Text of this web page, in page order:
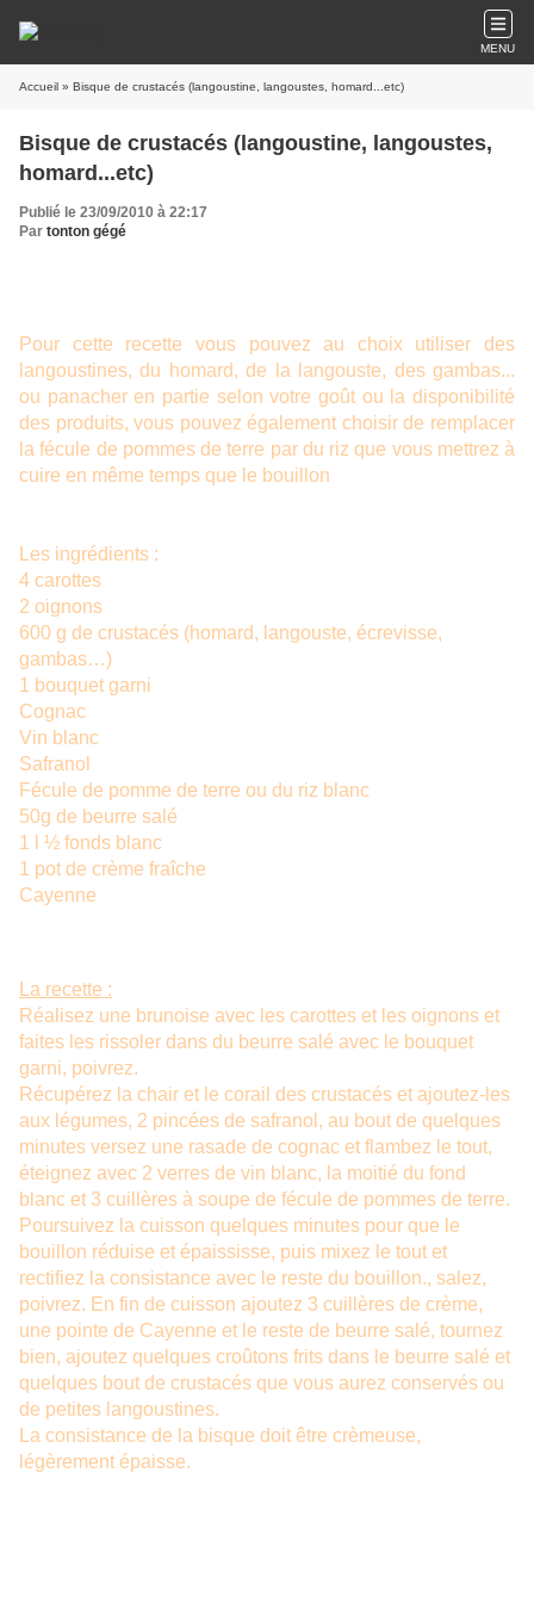
MENU
Accueil » Bisque de crustacés (langoustine, langoustes, homard...etc)
Bisque de crustacés (langoustine, langoustes,
homard...etc)
Publié le 23/09/2010 à 22:17
Par tonton gégé
Pour cette recette vous pouvez au choix utiliser des
langoustines, du homard, de la langouste, des gambas...
ou panacher en partie selon votre goût ou la disponibilité
des produits, vous pouvez également choisir de remplacer
la fécule de pommes de terre par du riz que vous mettrez à
cuire en même temps que le bouillon
Les ingrédients :
4 carottes
2 oignons
600 g de crustacés (homard, langouste, écrevisse,
gambas…)
1 bouquet garni
Cognac
Vin blanc
Safranol
Fécule de pomme de terre ou du riz blanc
50g de beurre salé
1 l ½ fonds blanc
1 pot de crème fraîche
Cayenne
La recette :
Réalisez une brunoise avec les carottes et les oignons et
faites les rissoler dans du beurre salé avec le bouquet
garni, poivrez.
Récupérez la chair et le corail des crustacés et ajoutez-les
aux légumes, 2 pincées de safranol, au bout de quelques
minutes versez une rasade de cognac et flambez le tout,
éteignez avec 2 verres de vin blanc, la moitié du fond
blanc et 3 cuillères à soupe de fécule de pommes de terre.
Poursuivez la cuisson quelques minutes pour que le
bouillon réduise et épaississe, puis mixez le tout et
rectifiez la consistance avec le reste du bouillon., salez,
poivrez. En fin de cuisson ajoutez 3 cuillères de crème,
une pointe de Cayenne et le reste de beurre salé, tournez
bien, ajoutez quelques croûtons frits dans le beurre salé et
quelques bout de crustacés que vous aurez conservés ou
de petites langoustines.
La consistance de la bisque doit être crèmeuse,
légèrement épaisse.